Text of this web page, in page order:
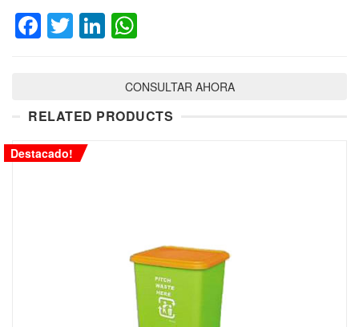
Facebook
TwitterLinkedIn
CONSULTAR AHORA
RELATED PRODUCTS
Destacado!